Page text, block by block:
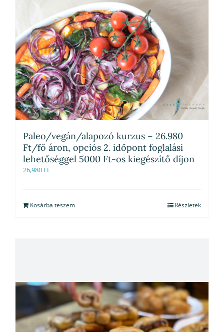
Paleo/vegán/alapozó kurzus – 26.980
Ft/fő áron, opciós 2. időpont foglalási
lehetőséggel 5000 Ft-os kiegészítő díjon
26,980 Ft
Kosárba teszem Részletek